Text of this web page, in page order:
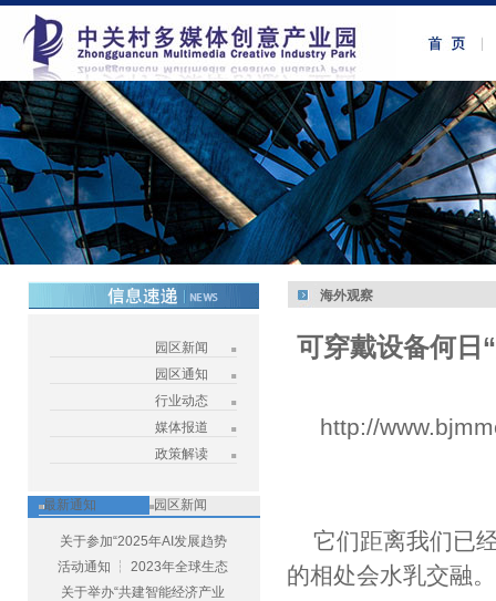
园区新闻
园区通知
行业动态
媒体报道
政策解读
最新通知 园区新闻
关于参加“2025年AI发展趋势
活动通知 ┆ 2023年全球生态
关于举办“共建智能经济产业
海外观察
可穿戴设备何日
http://
它们距离我们已
的相处会水乳交融。